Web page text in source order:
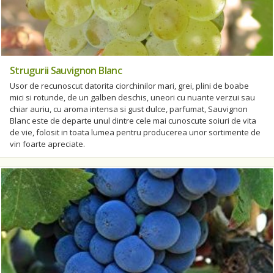
Strugurii Sauvignon Blanc
Usor de recunoscut datorita ciorchinilor mari, grei, plini de boabe
mici si rotunde, de un galben deschis, uneori cu nuante verzui sau
chiar auriu, cu aroma intensa si gust dulce, parfumat, Sauvignon
Blanc este de departe unul dintre cele mai cunoscute soiuri de vita
de vie, folosit in toata lumea pentru producerea unor sortimente de
vin foarte apreciate.